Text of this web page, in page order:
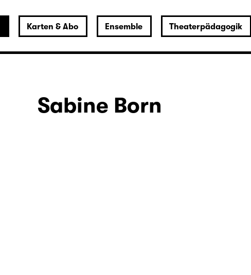
Karten & Abo Ensemble Theaterpädagogik
Sabine Born